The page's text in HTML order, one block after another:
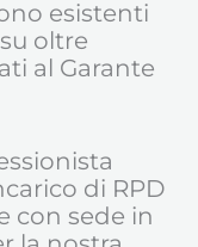
esistenti
oltre
al Garante
di RPD
con sede in